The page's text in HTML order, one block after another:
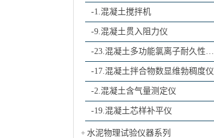
-1.混凝土搅拌机
-9.混凝土贯入阻力仪
-23.混凝土多功能氯离子耐久性测
定仪
-17.混凝土拌合物数显维勃稠度仪
-2.混凝土含气量测定仪
-19.混凝土芯样补平仪
水泥物理试验仪器系列